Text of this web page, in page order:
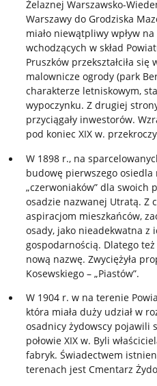
Żelaznej Warszawsko-
Warszawy do Grodziska
miało niewątpliwy wpływ
wchodzących w skład
Pruszków przekształciła
malownicze ogrody (park
charakterze letniskowym,
wypoczynku. Z drugiej
przyciągały inwestorów.
pod koniec XIX w.
W 1898 r., na
budowę pierwszego osiedla
„czerwoniaków” dla swoich
osadzie nazwanej Utratą. Z
aspiracjom mieszkańców,
osady, jako nieadekwatna z
gospodarnością. Dlatego
nową nazwę. Zwyciężyła
Kosewskiego – „Piastów”.
W 1904 r. w na terenie
która miała duży udział w
osadnicy żydowscy pojawili
połowie XIX w. Byli
fabryk. Świadectwem
terenach jest Cmentarz